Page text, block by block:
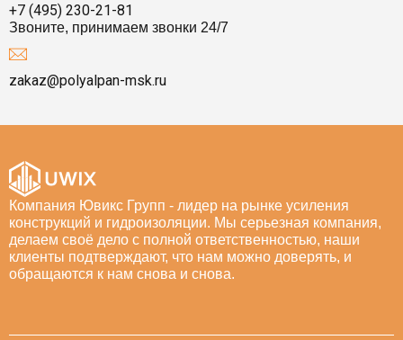
+7 (495) 230-21-81
Звоните, принимаем звонки 24/7
zakaz@polyalpan-msk.ru
Компания Ювикс Групп - лидер на рынке усиления
конструкций и гидроизоляции. Мы серьезная компания,
делаем своё дело с полной ответственностью, наши
клиенты подтверждают, что нам можно доверять, и
обращаются к нам снова и снова.